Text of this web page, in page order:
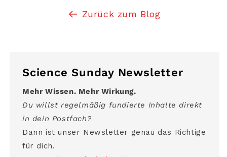
Zurück zum Blog
Science Sunday Newsletter
Mehr Wissen. Mehr Wirkung.
Du willst regelmäßig fundierte Inhalte direkt
in dein Postfach?
Dann ist unser Newsletter genau das Richtige
für dich.